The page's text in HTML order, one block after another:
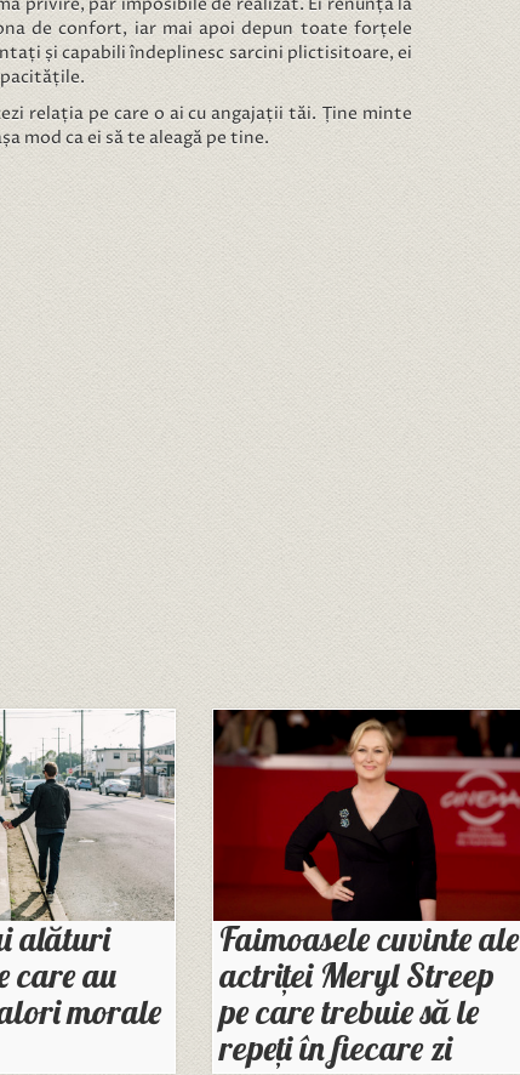
privire, par imposibile de realizat. Ei renunța la
de confort, iar mai apoi depun toate forțele
și capabili îndeplinesc sarcini plictisitoare, ei
relația pe care o ai cu angajații tăi. Ține minte
mod ca ei să te aleagă pe tine.
alături
care au
morale
Faimoasele cuvinte ale
actriței Meryl Streep
pe care trebuie să le
repeți în fiecare zi